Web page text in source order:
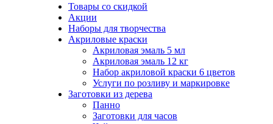
Товары со скидкой
Акции
Наборы для творчества
Акриловые краски
Акриловая эмаль 5 мл
Акриловая эмаль 12 кг
Набор акриловой краски 6 цветов
Услуги по розливу и маркировке
Заготовки из дерева
Панно
Заготовки для часов